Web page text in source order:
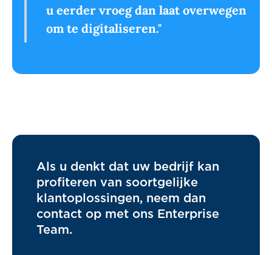
u eerder vroeg dan laat overwegen
om te digitaliseren."
Als u denkt dat uw bedrijf kan
profiteren van soortgelijke
klantoplossingen, neem dan
contact op met ons Enterprise
Team.